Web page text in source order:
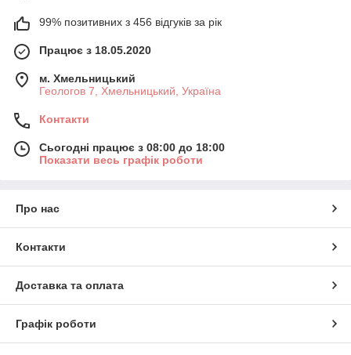
99% позитивних з 456 відгуків за рік
Працює з 18.05.2020
м. Хмельницький
Геологов 7, Хмельницький, Україна
Контакти
Сьогодні працює з 08:00 до 18:00
Показати весь графік роботи
Про нас
Контакти
Доставка та оплата
Графік роботи